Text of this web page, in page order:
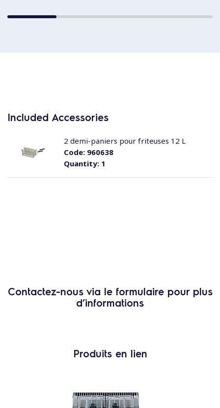
Included Accessories
Quantity:1
Code:960638
2 demi-paniers pour friteuses 12 L
Contactez-nous via le formulaire pour plus
d’informations
Produits en lien